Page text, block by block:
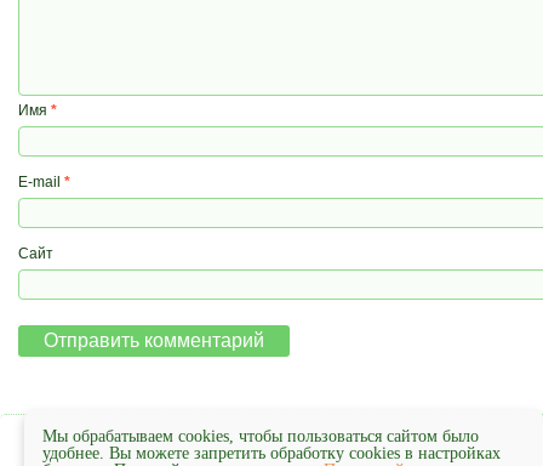
Имя *
E-mail *
Сайт
Мы обрабатываем cookies, чтобы пользоваться сайтом было
удобнее. Вы можете запретить обработку cookies в настройках